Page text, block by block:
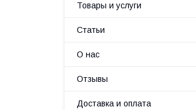
Товары и услуги
Статьи
О нас
Отзывы
Доставка и оплата